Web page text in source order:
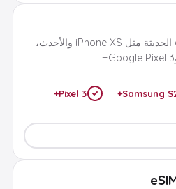
تعمل مع معظم هواتف eSIM الحديثة مثل iPhone XS والأحدث،
Samsung
Pixel 3+